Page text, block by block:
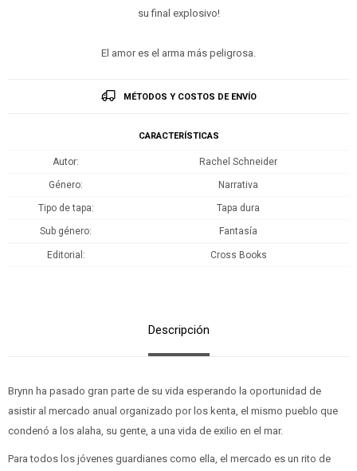
su final explosivo!
El amor es el arma más peligrosa.
MÉTODOS Y COSTOS DE ENVÍO
CARACTERÍSTICAS
Autor Rachel Schneider
Género Narrativa
Tipo de tapa Tapa dura
Sub género Fantasía
Editorial Cross Books
Descripción
Brynn ha pasado gran parte de su vida esperando la oportunidad de
asistir al mercado anual organizado por los kenta, el mismo pueblo que
condenó a los alaha, su gente, a una vida de exilio en el mar.
Para todos los jóvenes guardianes como ella, el mercado es un rito de